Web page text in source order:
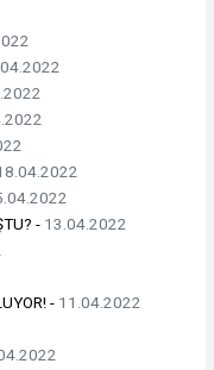
- 13.04.2022
- 11.04.2022